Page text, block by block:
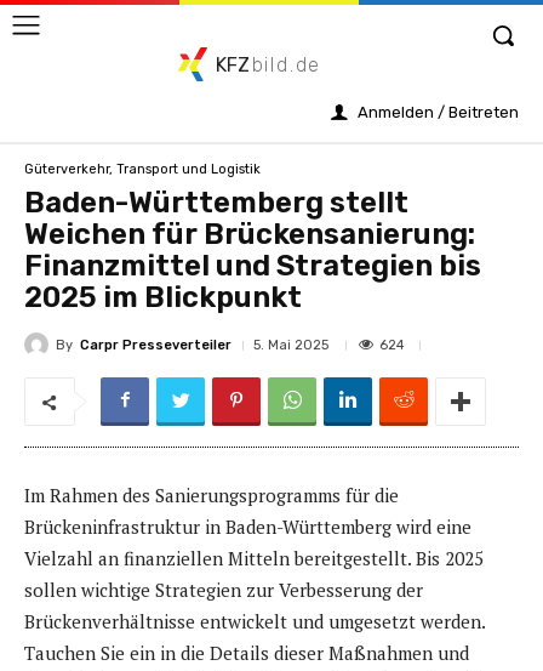
KFZ bild.de
Anmelden / Beitreten
Güterverkehr, Transport und Logistik
Baden-Württemberg stellt
Weichen für Brückensanierung:
Finanzmittel und Strategien bis
2025 im Blickpunkt
By Carpr Presseverteiler 5. Mai 2025 624
Im Rahmen des Sanierungsprogramms für die
Brückeninfrastruktur in Baden-Württemberg wird eine
Vielzahl an finanziellen Mitteln bereitgestellt. Bis 2025
sollen wichtige Strategien zur Verbesserung der
Brückenverhältnisse entwickelt und umgesetzt werden.
Tauchen Sie ein in die Details dieser Maßnahmen und